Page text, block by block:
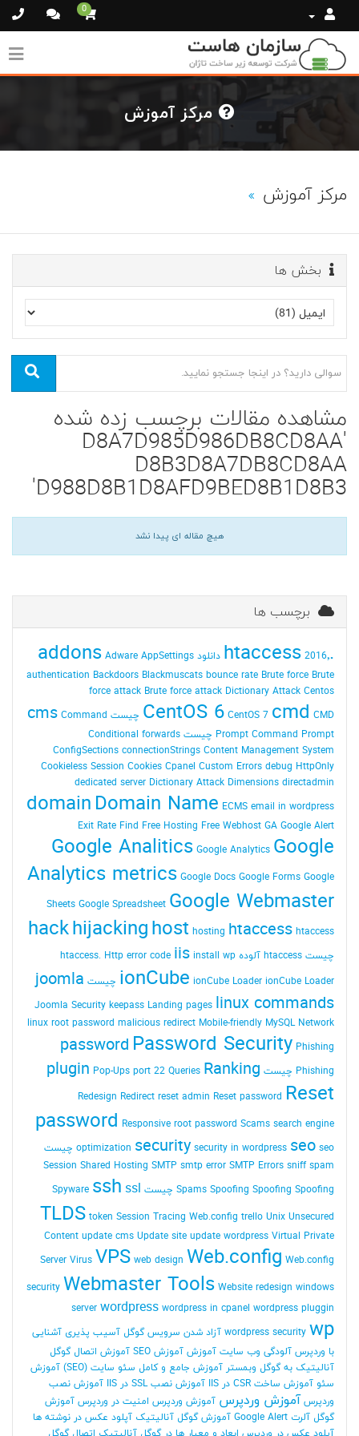
0
مرکز آموزش
بخش ها
مشاهده مقالات برچسب زده شده
'D8A7D985D986DB8CD8AA
D8B3D8A7DB8CD8AA
D988D8B1D8AFD9BED8B1D8B3'
هیچ مقاله ای پیدا نشد
برچسب ها
.htaccess2016٬ دانلود addons Adware AppSettings
authentication Backdoors Blackmuscats bounce rate Brute force Brute
force attack Brute force attack Dictionary Attack Centos
CentOS 6 CentOS 7 cmd CMD چیست cms Command
Prompt Command Prompt چیست
Conditional forwards
ConfigSections connectionStrings Content Management System
Cookieless Session Cookies Cpanel Custom Errors debug HttpOnly
dedicated server Dictionary Attack Dimensions directadmin
domain Domain Name ECMS email in wordpress
Exit Rate Find Free Hosting Free Webhost GA Google Alert
Google Analitics Google Analytics Google
Analytics metrics Google Docs Google Forms Google
Sheets Google Spreadsheet Google Webmaster
hackhijackinghost hosting htaccess htaccess
چیست htaccess آلوده htaccess. Http error code iis install wp
ionCube ionCube Loader ionCube Loader چیست joomla
Joomla Security keepass Landing pages linux commands
linux root password malicious redirect Mobile-friendly MySQL Network
password Password Security Phishing
Phishing چیست
plugin Pop-Ups port 22 Queries Ranking
Redesign Redirect reset admin Reset password Reset
password Responsive root password Scams search engine
optimization security security in wordpress seo seo چیست
Session Shared Hosting SMTP smtp error SMTP Errors sniff spam
Spams Spoofing Spoofing Spoofing چیست Spyware ssh ssl
TLDS token Session Tracing Web.config trello Unix Unsecured
Content update cms Update site update wordpress Virtual Private
Server Virus VPS web design Web.config Web.config
security Webmaster Tools Website redesign windows
server wordpress wordpress in cpanel wordpress pluggin
wordpress security wp آزاد شدن سرویس گوگل آسیب پذیری آشنایی
با وردپرس آلودگی وب سایت آموزش آموزش SEO
آموزش اتصال گوگل
آنالیتیک به گوگل وبمستر آموزش جامع و کامل سئو سایت (SEO)
آموزش
سئو آموزش ساخت CSR در IIS آموزش نصب SSL در IIS
آموزش نصب
وردپرس آموزش وردپرس آموزش وردپرس امنیت در وردپرس آموزش
گوگل آلرت Google Alert
آموزش گوگل آنالیتیک آپلود عکس در نوشته ها